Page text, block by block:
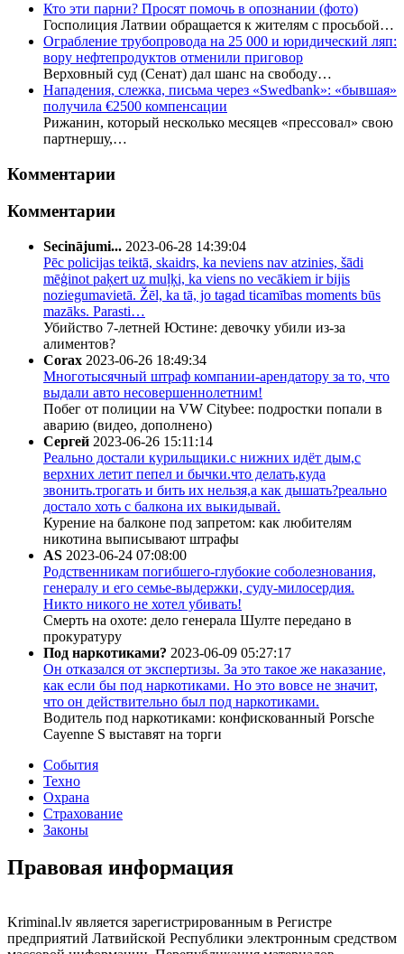
Кто эти парни? Просят помочь в опознании (фото)
Госполиция Латвии обращается к жителям с просьбой…
Ограбление трубопровода на 25 000 и юридический ляп:
вору нефтепродуктов отменили приговор
Верховный суд (Сенат) дал шанс на свободу…
Нападения, слежка, письма через «Swedbank»: «бывшая»
получила €2500 компенсации
Рижанин, который несколько месяцев «прессовал» свою
партнершу,…
Комментарии
Комментарии
Secinājumi... 2023-06-28 14:39:04
Pēc policijas teiktā, skaidrs, ka neviens nav atzinies, šādi
mēģinot paķert uz muļķi, ka viens no vecākiem ir bijis
noziegumavietā. Žēl, ka tā, jo tagad ticamības moments būs
mazāks. Parasti…
Убийство 7-летней Юстине: девочку убили из-за
алиментов?
Corax 2023-06-26 18:49:34
Многотысячный штраф компании-арендатору за то, что
выдали авто несовершеннолетним!
Побег от полиции на VW Citybee: подростки попали в
аварию (видео, дополнено)
Сергей 2023-06-26 15:11:14
Реально достали курильщики.с нижних идёт дым,с
верхних летит пепел и бычки.что делать,куда
звонить.трогать и бить их нельзя,а как дышать?реально
достало хоть с балкона их выкидывай.
Курение на балконе под запретом: как любителям
никотина выписывают штрафы
AS 2023-06-24 07:08:00
Родственникам погибшего-глубокие соболезнования,
генералу и его семье-выдержки, суду-милосердия.
Никто никого не хотел убивать!
Смерть на охоте: дело генерала Шулте передано в
прокуратуру
Под наркотиками? 2023-06-09 05:27:17
Он отказался от экспертизы. За это такое же наказание,
как если бы под наркотиками. Но это вовсе не значит,
что он действительно был под наркотиками.
Водитель под наркотиками: конфискованный Porsche
Cayenne S выставят на торги
События
Техно
Охрана
Страхование
Законы
Правовая информация
Kriminal.lv является зарегистрированным в Регистре
предприятий Латвийской Республики электронным средством